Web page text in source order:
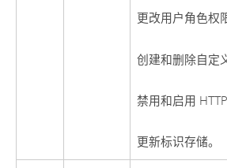
更改用户角色权
创建和删除自定
禁用和启用
更新标识存储。